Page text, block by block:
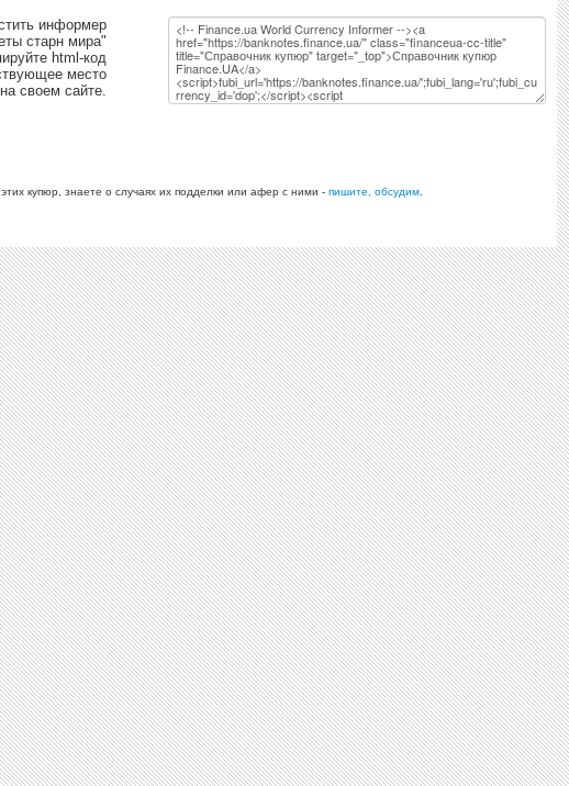
информер
старн мира"
html-код
место
на своем сайте.
купюр, знаете о случаях их подделки или афер с ними - пишите, обсудим